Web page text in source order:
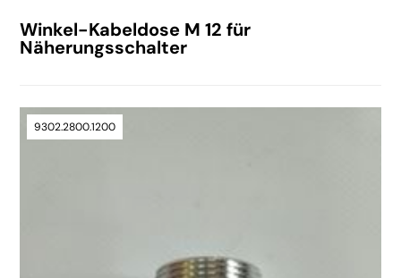
Winkel-Kabeldose M 12 für
Näherungsschalter
9302.2800.1200